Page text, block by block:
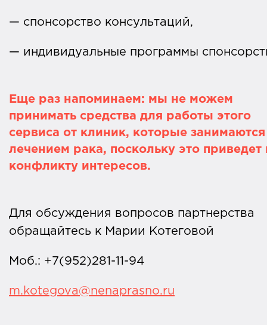
— спонсорство консультаций,
— индивидуальные программы
Еще раз напоминаем: мы не можем
принимать средства для работы этого
сервиса от клиник, которые занимаются
лечением рака, поскольку это приведет
конфликту интересов.
Для обсуждения вопросов партнерства
обращайтесь к Марии Котеговой
Моб.: +7(952)281-11-94
m.kotegova@nenaprasno.ru